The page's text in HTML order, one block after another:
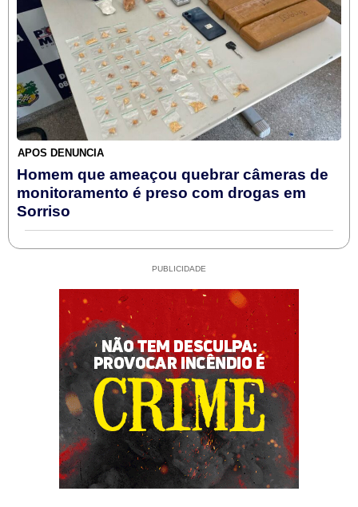
APÓS DENÚNCIA
Homem que ameaçou quebrar câmeras de
monitoramento é preso com drogas em
Sorriso
PUBLICIDADE